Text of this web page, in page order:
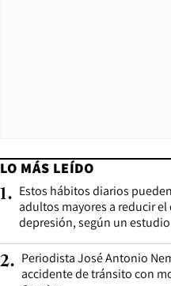
LO MÁS LEÍDO
1. Estos hábitos diarios
adultos mayores a reducir
depresión, según un estudio
2. Periodista José Antonio
accidente de tránsito con